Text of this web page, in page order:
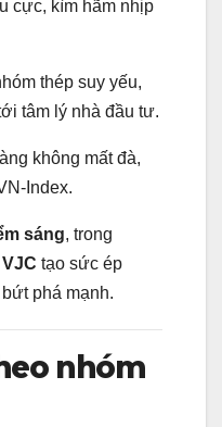
cực, kìm hãm nhịp
thép suy yếu,
tâm lý nhà đầu tư.
không mất đà,
Index.
sáng, trong
tạo sức ép
phá mạnh.
nhóm